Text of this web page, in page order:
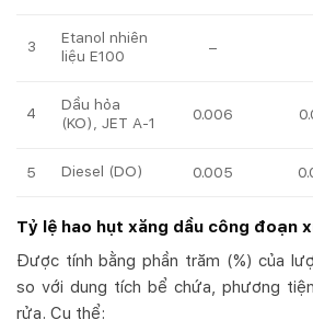
3
Etanol nhiên
liệu E100
–
4
Dầu hỏa
(KO), JET A-1
0.006
5 Diesel (DO) 0.005
Tỷ lệ hao hụt xăng dầu công đoạn
Được tính bằng phần trăm (%) của
so với dung tích bể chứa, phương
rửa. Cụ thể: